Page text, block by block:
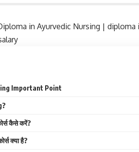
| Diploma in Ayurvedic Nursing |
Important Point
कैसे करें?
क्या है?